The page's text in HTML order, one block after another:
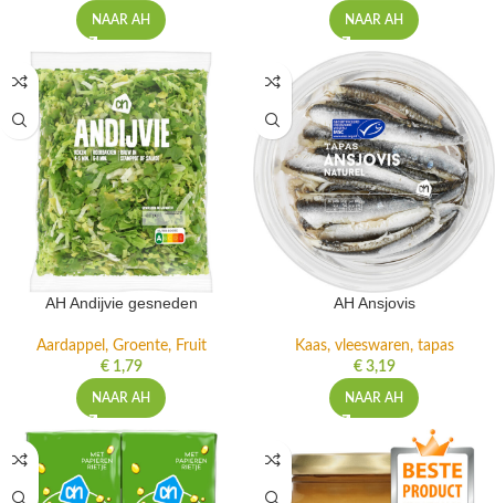
NAAR AH NAAR AH
AH Andijvie gesneden
Aardappel, Groente, Fruit
€1,79
NAAR AH
AH Ansjovis
Kaas, vleeswaren, tapas
€3,19
NAAR AH